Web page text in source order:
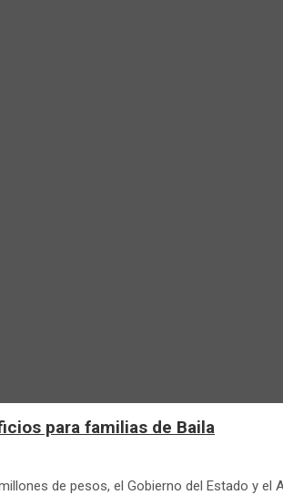
para familias de Baila
de pesos, el Gobierno del Estado y el